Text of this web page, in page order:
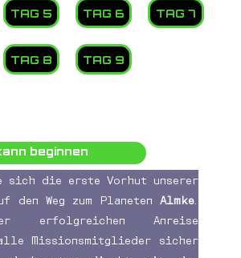
TAG 5 TAG 6 TAG 7
TAG 8 TAG 9
beginnen
sich die erste Vorhut unserer
den Weg zum Planeten Almke.
erfolgreichen Anreise
Missionsmitglieder sicher